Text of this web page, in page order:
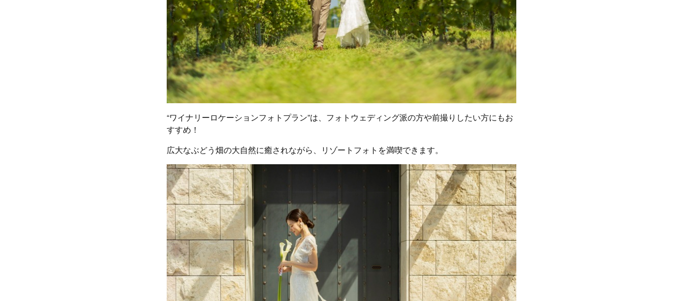
“ワイナリーロケーションフォトプラン”は、フォトウェディング派の方や前撮りしたい方にもお
すすめ！
広大なぶどう畑の大自然に癒されながら、リゾートフォトを満喫できます。